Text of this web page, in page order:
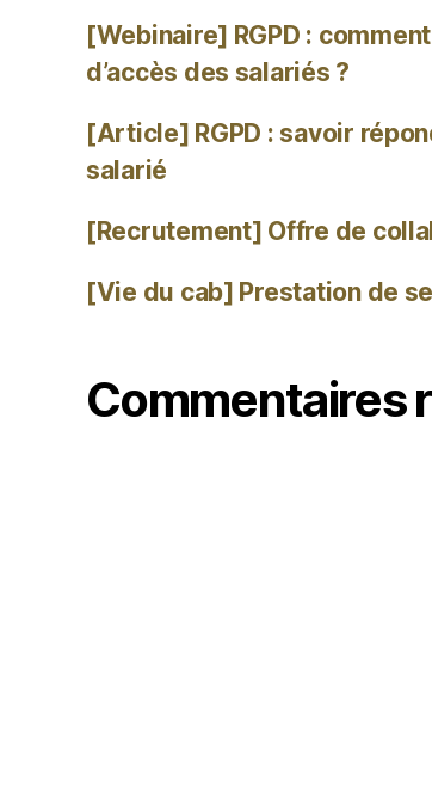
[Webinaire] RGPD :
d’accès des salariés ?
[Article] RGPD : savoir
salarié
[Recrutement] Offre de
[Vie du cab] Prestation de
Commentaires